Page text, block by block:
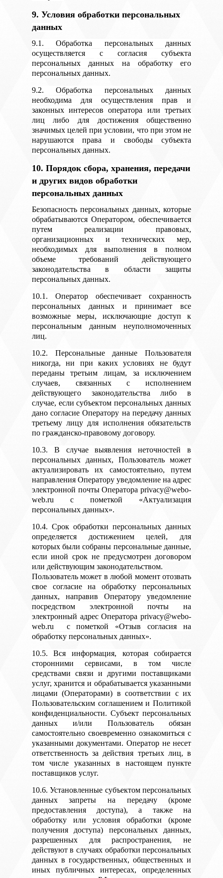
9. Условия обработки персональных
данных
9.1. Обработка персональных данных
осуществляется с согласия субъекта
персональных данных на обработку его
персональных данных.
9.2. Обработка персональных данных
необходима для осуществления прав и
законных интересов оператора или третьих
лиц либо для достижения общественно
значимых целей при условии, что при этом не
нарушаются права и свободы субъекта
персональных данных.
10. Порядок сбора, хранения, передачи
и других видов обработки
персональных данных
Безопасность персональных данных, которые
обрабатываются Оператором, обеспечивается
путем реализации правовых,
организационных и технических мер,
необходимых для выполнения в полном
объеме требований действующего
законодательства в области защиты
персональных данных.
10.1. Оператор обеспечивает сохранность
персональных данных и принимает все
возможные меры, исключающие доступ к
персональным данным неуполномоченных
лиц.
10.2. Персональные данные Пользователя
никогда, ни при каких условиях не будут
переданы третьим лицам, за исключением
случаев, связанных с исполнением
действующего законодательства либо в
случае, если субъектом персональных данных
дано согласие Оператору на передачу данных
третьему лицу для исполнения обязательств
по гражданско-правовому договору.
10.3. В случае выявления неточностей в
персональных данных, Пользователь может
актуализировать их самостоятельно, путем
направления Оператору уведомление на адрес
электронной почты Оператора privacy@webo-
web.ru с пометкой «Актуализация
персональных данных».
10.4. Срок обработки персональных данных
определяется достижением целей, для
которых были собраны персональные данные,
если иной срок не предусмотрен договором
или действующим законодательством.
Пользователь может в любой момент отозвать
свое согласие на обработку персональных
данных, направив Оператору уведомление
посредством электронной почты на
электронный адрес Оператора privacy@webo-
web.ru с пометкой «Отзыв согласия на
обработку персональных данных».
10.5. Вся информация, которая собирается
сторонними сервисами, в том числе
средствами связи и другими поставщиками
услуг, хранится и обрабатывается указанными
лицами (Операторами) в соответствии с их
Пользовательским соглашением и Политикой
конфиденциальности. Субъект персональных
данных и/или Пользователь обязан
самостоятельно своевременно ознакомиться с
указанными документами. Оператор не несет
ответственность за действия третьих лиц, в
том числе указанных в настоящем пункте
поставщиков услуг.
10.6. Установленные субъектом персональных
данных запреты на передачу (кроме
предоставления доступа), а также на
обработку или условия обработки (кроме
получения доступа) персональных данных,
разрешенных для распространения, не
действуют в случаях обработки персональных
данных в государственных, общественных и
иных публичных интересах, определенных